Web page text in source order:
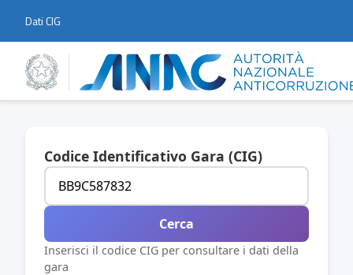
Dati CIG
Codice Identificativo Gara (CIG)
Cerca
Inserisci il codice CIG per consultare i dati della
gara